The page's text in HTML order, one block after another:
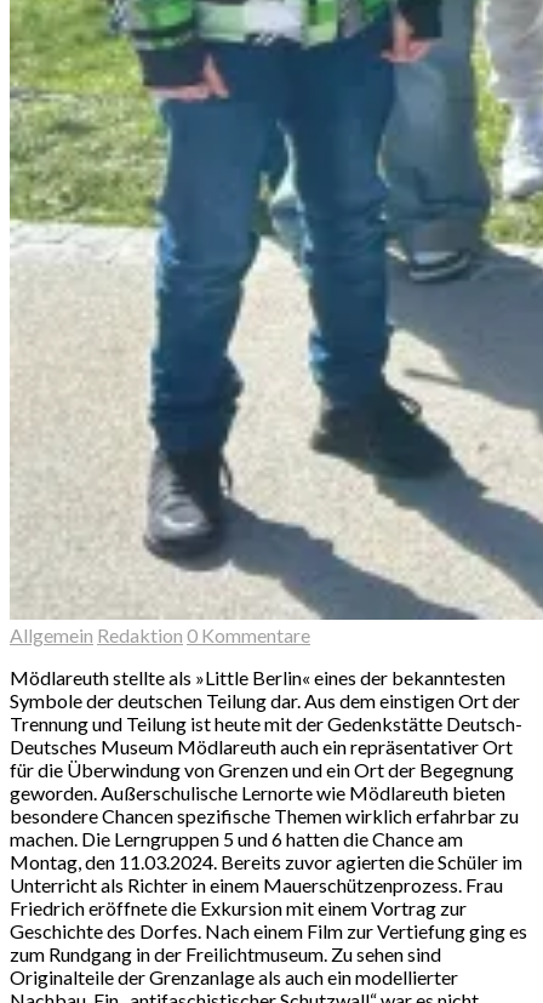
Allgemein Redaktion 0 Kommentare
Mödlareuth stellte als »Little Berlin« eines der bekanntesten
Symbole der deutschen Teilung dar. Aus dem einstigen Ort der
Trennung und Teilung ist heute mit der Gedenkstätte Deutsch-
Deutsches Museum Mödlareuth auch ein repräsentativer Ort
für die Überwindung von Grenzen und ein Ort der Begegnung
geworden. Außerschulische Lernorte wie Mödlareuth bieten
besondere Chancen spezifische Themen wirklich erfahrbar zu
machen. Die Lerngruppen 5 und 6 hatten die Chance am
Montag, den 11.03.2024. Bereits zuvor agierten die Schüler im
Unterricht als Richter in einem Mauerschützenprozess. Frau
Friedrich eröffnete die Exkursion mit einem Vortrag zur
Geschichte des Dorfes. Nach einem Film zur Vertiefung ging es
zum Rundgang in der Freilichtmuseum. Zu sehen sind
Originalteile der Grenzanlage als auch ein modellierter